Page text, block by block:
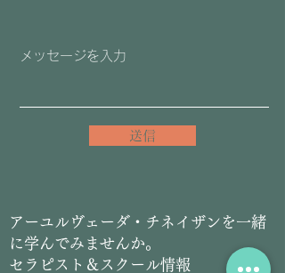
送信
​アーユルヴェーダ・チネイザンを一緒
に学んでみませんか。
セラピスト＆スクール情報